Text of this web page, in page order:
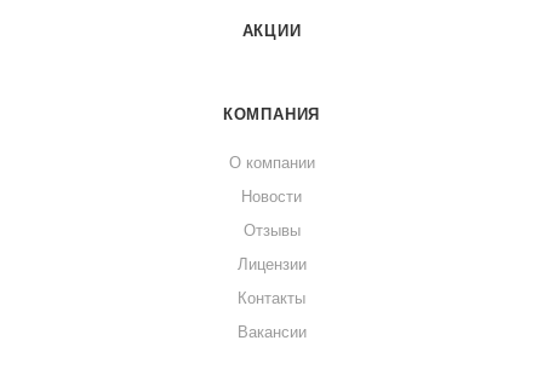
АКЦИИ
КОМПАНИЯ
О компании
Новости
Отзывы
Лицензии
Контакты
Вакансии